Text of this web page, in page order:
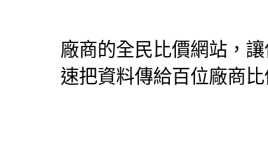
廠商的全民比價網站，
速把資料傳給百位廠商